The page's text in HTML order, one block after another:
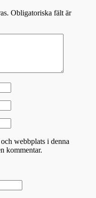
Obligatoriska fält är
webbplats i denna
kommentar.